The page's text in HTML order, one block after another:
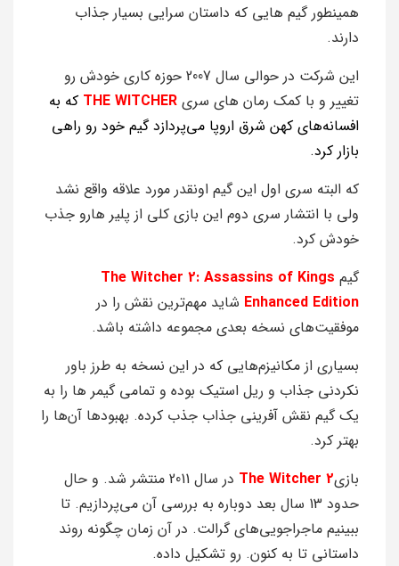
همینطور گیم هایی که داستان سرایی بسیار جذاب
دارند.
این شرکت در حوالی سال 2007 حوزه کاری خودش رو
تغییر و با کمک رمان های سری
THE WITCHER
که به
افسانه‌های کهن شرق اروپا می‌پردازد گیم خود رو راهی
بازار کرد.
که البته سری اول این گیم اونقدر مورد علاقه واقع نشد
ولی با انتشار سری دوم این بازی کلی از پلیر هارو جذب
خودش کرد.
گیم The Witcher 2: Assassins of Kings
Enhanced Edition شاید مهم‌ترین نقش را در
موفقیت‌های نسخه بعدی مجموعه داشته باشد.
بسیاری از مکانیزم‌هایی که در این نسخه به طرز باور
نکردنی جذاب و ریل استیک بوده و تمامی گیمر ها را به
یک گیم نقش آفرینی جذاب جذب کرده. بهبودها آن‌ها را
بهتر کرد.
بازیThe Witcher 2
در سال 2011 منتشر شد. و حال
حدود 13 سال بعد دوباره به بررسی آن می‌پردازیم. تا
ببینیم ماجراجویی‌های گرالت. در آن زمان چگونه روند
داستانی تا به کنون. رو تشکیل داده.